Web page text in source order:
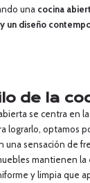
una cocina
un diseño
de la
se centra en la
lograrlo, optamos
una sensación de
mantienen la
y limpia que